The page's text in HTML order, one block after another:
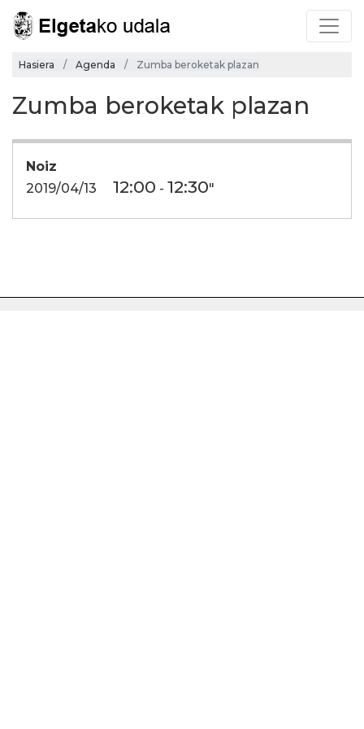
Hasiera Agenda Zumba beroketak plazan
Zumba beroketak plazan
Noiz
2019/04/13
12:00 - 12:30"